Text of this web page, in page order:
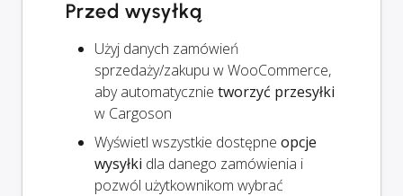
Przed wysyłką
Użyj danych zamówień
sprzedaży/zakupu w WooCommerce,
aby automatycznie tworzyć przesyłki
w Cargoson
Wyświetl wszystkie dostępne opcje
wysyłki dla danego zamówienia i
pozwól użytkownikom wybrać